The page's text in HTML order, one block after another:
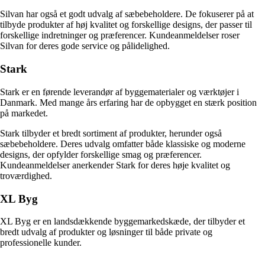
Silvan har også et godt udvalg af sæbebeholdere. De fokuserer på at
tilbyde produkter af høj kvalitet og forskellige designs, der passer til
forskellige indretninger og præferencer. Kundeanmeldelser roser
Silvan for deres gode service og pålidelighed.
Stark
Stark er en førende leverandør af byggematerialer og værktøjer i
Danmark. Med mange års erfaring har de opbygget en stærk position
på markedet.
Stark tilbyder et bredt sortiment af produkter, herunder også
sæbebeholdere. Deres udvalg omfatter både klassiske og moderne
designs, der opfylder forskellige smag og præferencer.
Kundeanmeldelser anerkender Stark for deres høje kvalitet og
troværdighed.
XL Byg
XL Byg er en landsdækkende byggemarkedskæde, der tilbyder et
bredt udvalg af produkter og løsninger til både private og
professionelle kunder.